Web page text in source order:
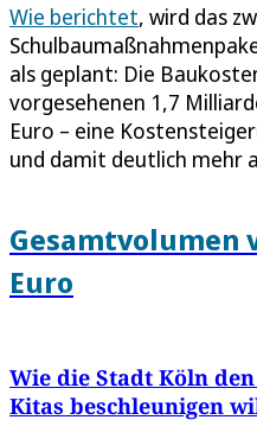
Wie berichtet, wird das
als geplant: Die
vorgesehenen 1,7
Euro – eine
und damit deutlich mehr
Gesamtvolumen
Euro
Wie die Stadt Köln
Kitas beschleunigen